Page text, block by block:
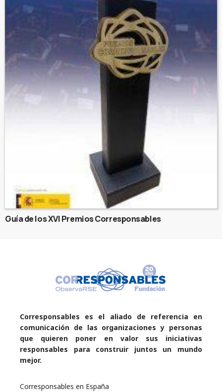
Guía de los XVI Premios Corresponsables
Corresponsables es el aliado de referencia en
comunicación de las organizaciones y personas
que quieren poner en valor sus iniciativas
responsables para construir juntos un mundo
mejor.
Corresponsables en España